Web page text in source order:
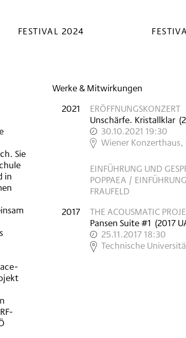
FESTIVAL 2024
Sie
in
Werke & Mitwirkungen
2021
ERÖFFNUNGSKONZERT
Unschärfe. Kristallklar (
30.10.2021 19:30
,
Wiener Konzerthaus,
EINFÜHRUNG UND
POPPAEA /
FRAUFELD
2017
THE ACOUSMATIC
Pansen Suite #1 (2017
25.11.2017 18:30
,
Technische